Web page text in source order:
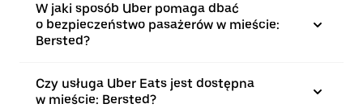
W jaki sposób Uber pomaga dbać
o bezpieczeństwo pasażerów w mieście:
Bersted?
Czy usługa Uber Eats jest dostępna
w mieście: Bersted?